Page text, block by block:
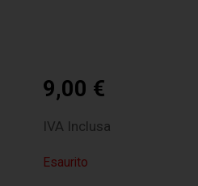
9,00 €
IVA Inclusa
Esaurito